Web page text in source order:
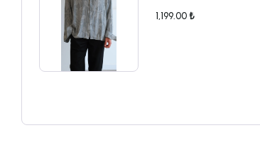
1,199.00 ₺